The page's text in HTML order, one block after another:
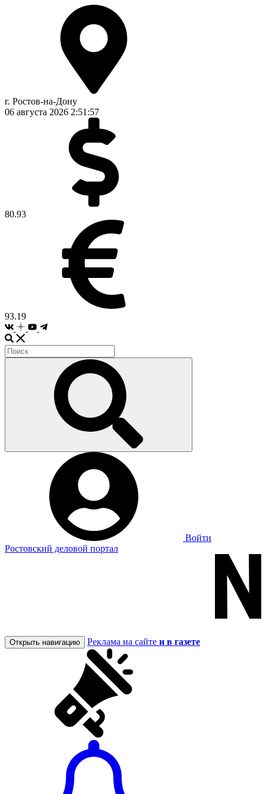
г. Ростов-на-Дону
06 августа 2026 2:51:58
80.93
93.19
Войти
Ростовский деловой портал
Открыть навигацию Реклама на сайте и в газете